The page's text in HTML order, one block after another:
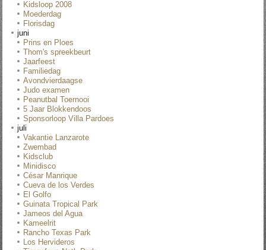
Kidsloop 2008
Moederdag
Florisdag
juni
Prins en Ploes
Thom's spreekbeurt
Jaarfeest
Familiedag
Avondvierdaagse
Judo examen
Peanutbal Toernooi
5 Jaar Blokkendoos
Sponsorloop Villa Pardoes
juli
Vakantie Lanzarote
Zwembad
Kidsclub
Minidisco
César Manrique
Cueva de los Verdes
El Golfo
Guinata Tropical Park
Jameos del Agua
Kameelrit
Rancho Texas Park
Los Hervideros